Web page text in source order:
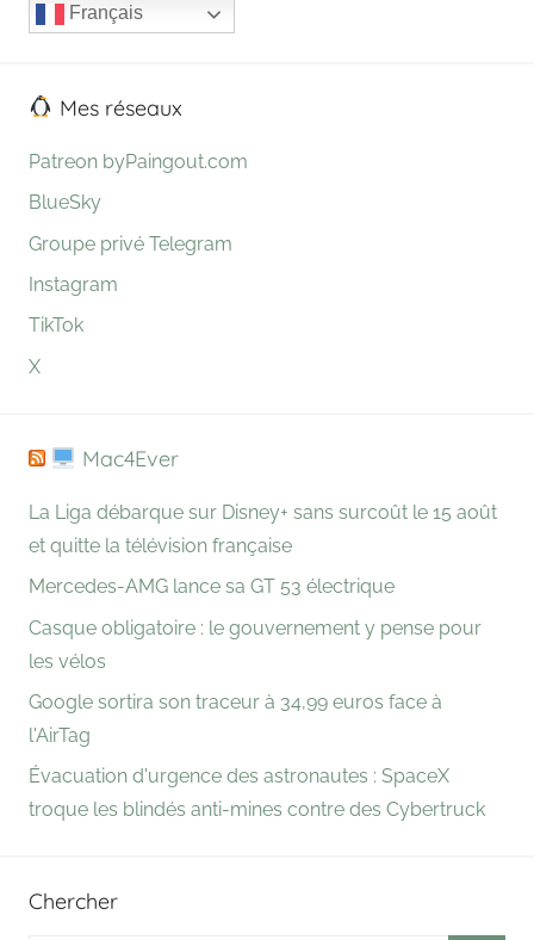
Français
Mes réseaux
Patreon byPaingout.com
BlueSky
Groupe privé Telegram
Instagram
TikTok
X
Mac4Ever
La Liga débarque sur Disney+ sans surcoût le 15 août
et quitte la télévision française
Mercedes-AMG lance sa GT 53 électrique
Casque obligatoire : le gouvernement y pense pour
les vélos
Google sortira son traceur à 34,99 euros face à
l'AirTag
Évacuation d'urgence des astronautes : SpaceX
troque les blindés anti-mines contre des Cybertruck
Chercher